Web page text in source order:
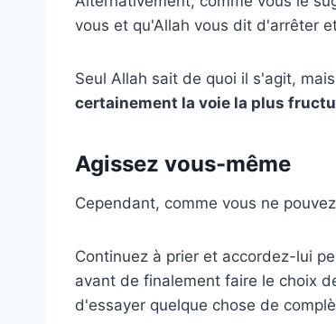
vous et qu'Allah vous dit d'arrêter
Seul Allah sait de quoi il s'agit, mais
certainement la voie la plus
Agissez vous-même
Cependant, comme vous ne
Continuez à prier et accordez-lui
avant de finalement faire le choix
d'essayer quelque chose de